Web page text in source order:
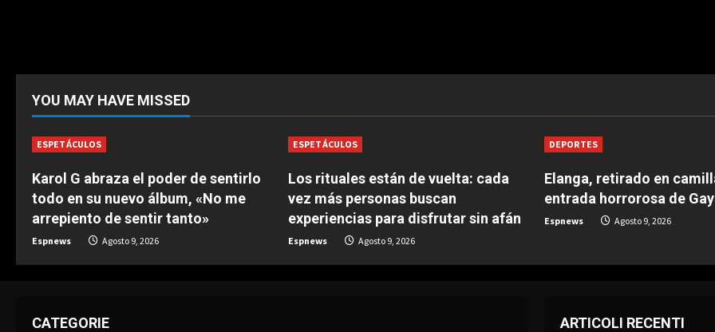
YOU MAY HAVE MISSED
ESPETÁCULOS
Karol G abraza el poder de sentirlo
todo en su nuevo álbum, «No me
arrepiento de sentir tanto»
Espnews Agosto 9, 2026
ESPETÁCULOS
Los rituales están de vuelta: cada
vez más personas buscan
experiencias para disfrutar sin afán
Espnews Agosto 9, 2026
DEPORTES
Elanga, retirado en
entrada horrorosa de
Espnews Agosto 9, 2026
CATEGORIE ARTICOLI RECENTI